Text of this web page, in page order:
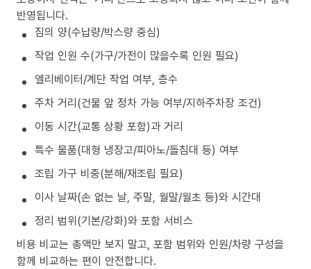
반영됩니다.
짐의 양(수납량/박스량 중심)
작업 인원 수(가구/가전이 많을수록 인원 필요)
엘리베이터/계단 작업 여부, 층수
주차 거리(건물 앞 정차 가능 여부/지하주차장 조건)
이동 시간(교통 상황 포함)과 거리
특수 물품(대형 냉장고/피아노/돌침대 등) 여부
조립 가구 비중(분해/재조립 필요)
이사 날짜(손 없는 날, 주말, 월말/월초 등)와 시간대
정리 범위(기본/강화)와 포함 서비스
비용 비교는 총액만 보지 말고, 포함 범위와 인원/차량 구성을
함께 비교하는 편이 안전합니다.